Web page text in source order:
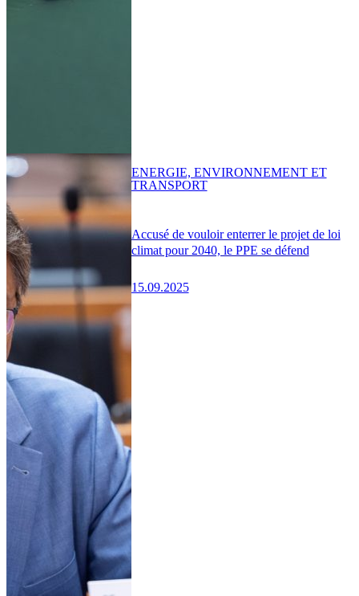
Accusé de vouloir enterrer le projet de loi
climat pour 2040, le PPE se défend
15.09.2025
ENERGIE, ENVIRONNEMENT ET
TRANSPORT